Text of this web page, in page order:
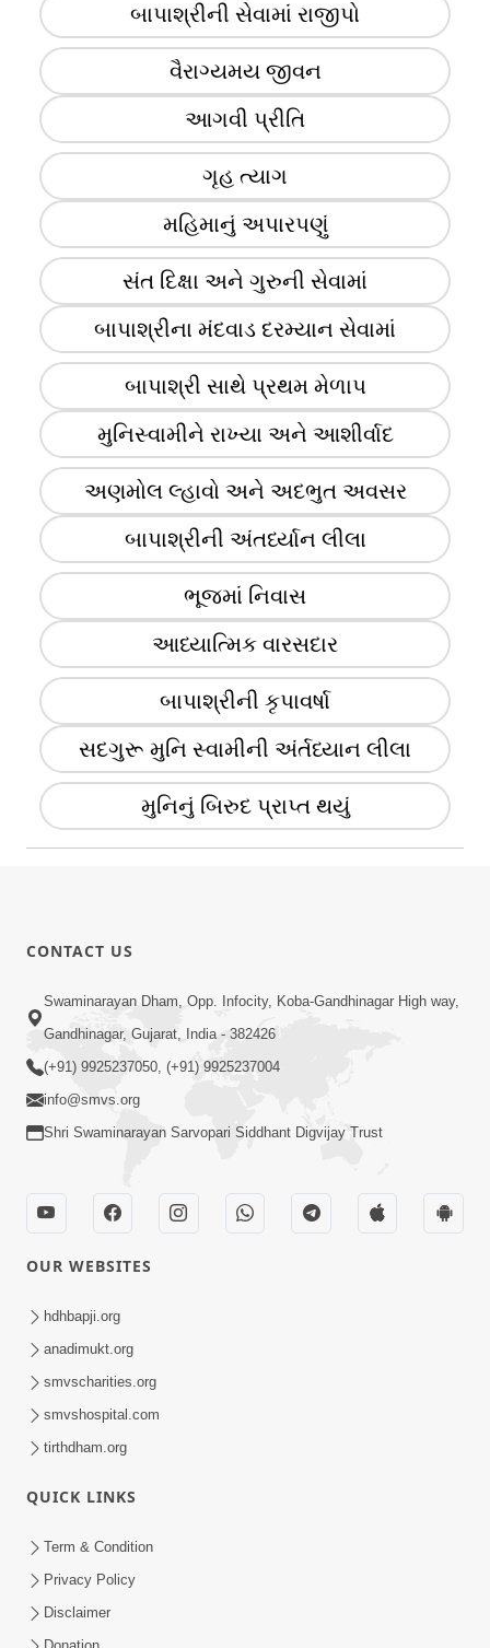
બાપાશ્રીની સેવામાં રાજીપો
વૈરાગ્યમય જીવન
આગવી પ્રીતિ
ગૃહ ત્યાગ
મહિમાનું અપારપણું
સંત દિક્ષા અને ગુરુની સેવામાં
બાપાશ્રીના મંદવાડ દરમ્યાન સેવામાં
બાપાશ્રી સાથે પ્રથમ મેળાપ
મુનિસ્વામીને રાખ્યા અને આશીર્વાદ
અણમોલ લ્હાવો અને અદભુત અવસર
બાપાશ્રીની અંતર્ધ્યાન લીલા
ભૂજમાં નિવાસ
આધ્યાત્મિક વારસદાર
બાપાશ્રીની કૃપાવર્ષા
સદગુરૂ મુનિ સ્વામીની અંર્તધ્યાન લીલા
મુનિનું બિરુદ પ્રાપ્ત થયું
CONTACT US
Swaminarayan Dham, Opp. Infocity, Koba-Gandhinagar High way,
Gandhinagar, Gujarat, India - 382426
(+91) 9925237050, (+91) 9925237004
info@smvs.org
Shri Swaminarayan Sarvopari Siddhant Digvijay Trust
OUR WEBSITES
hdhbapji.org
anadimukt.org
smvscharities.org
smvshospital.com
tirthdham.org
QUICK LINKS
Term & Condition
Privacy Policy
Disclaimer